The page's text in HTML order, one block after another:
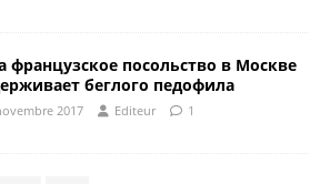
французское посольство в Москве
беглого педофила
2017 Editeur 1